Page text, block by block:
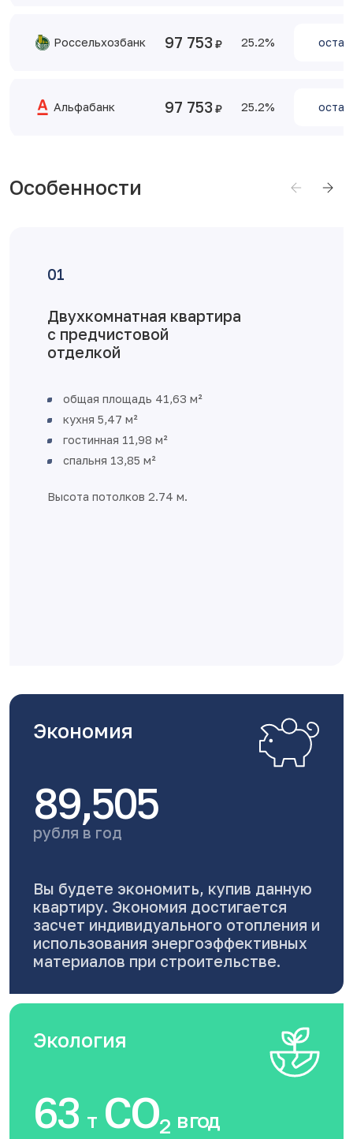
Россельхозбанк 97 753 25.2
Альфабанк 97 753 25.2
Особенности
Достоинства планировки
Объединенное пространство
гостиной общей площадью 17,32
гостей и семейных вечеров
Выход на лоджию из кухни-
Экономия
89,505
рубля в год
Вы будете экономить, купив данную
квартиру. Экономия достигается
засчет индивидуального отопления и
использования энергоэффективных
материалов при строительстве.
Экология
63 тCO2 в год